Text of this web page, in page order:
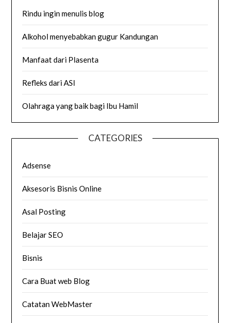
Rindu ingin menulis blog
Alkohol menyebabkan gugur Kandungan
Manfaat dari Plasenta
Refleks dari ASI
Olahraga yang baik bagi Ibu Hamil
CATEGORIES
Adsense
Aksesoris Bisnis Online
Asal Posting
Belajar SEO
Bisnis
Cara Buat web Blog
Catatan WebMaster